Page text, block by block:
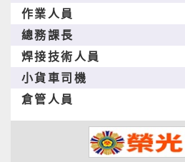
作業人員
總務課長
焊接技術人員
小貨車司機
倉管人員